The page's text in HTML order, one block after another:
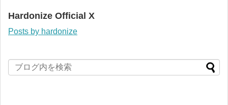
Hardonize Official X
Posts by hardonize